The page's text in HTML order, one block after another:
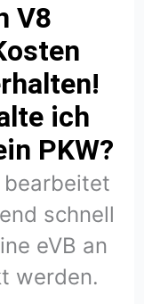
V8
ich
PKW?
bearbeitet
schnell
eVB an
werden.